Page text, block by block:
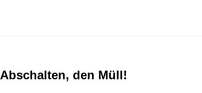
Abschalten, den Müll!